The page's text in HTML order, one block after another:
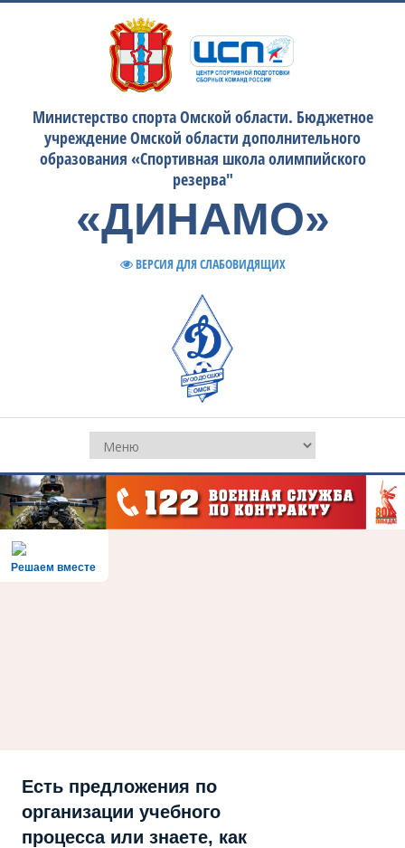
Министерство спорта Омской области. Бюджетное
учреждение Омской области дополнительного
образования «Спортивная школа олимпийского
резерва"
«ДИНАМО»
ВЕРСИЯ ДЛЯ СЛАБОВИДЯЩИХ
Решаем вместе
Есть предложения по
организации учебного
процесса или знаете, как